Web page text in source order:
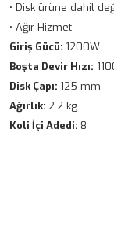
• Disk ürüne dahil
• Ağır Hizmet
Giriş Gücü: 1200W
Boşta Devir Hızı:
Disk Çapı: 125 mm
Ağırlık: 2.2 kg
Koli İçi Adedi: 8